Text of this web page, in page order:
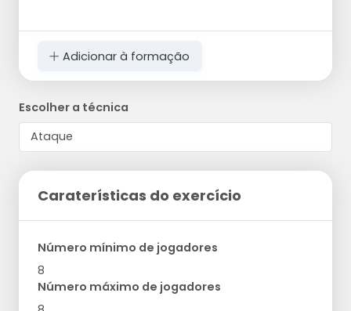
Adicionar à formação
Escolher a técnica
Caraterísticas do exercício
Número mínimo de jogadores
8
Número máximo de jogadores